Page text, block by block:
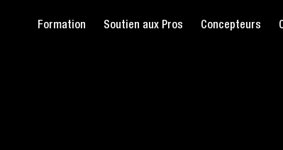
Formation Soutien aux Pros Concepteurs